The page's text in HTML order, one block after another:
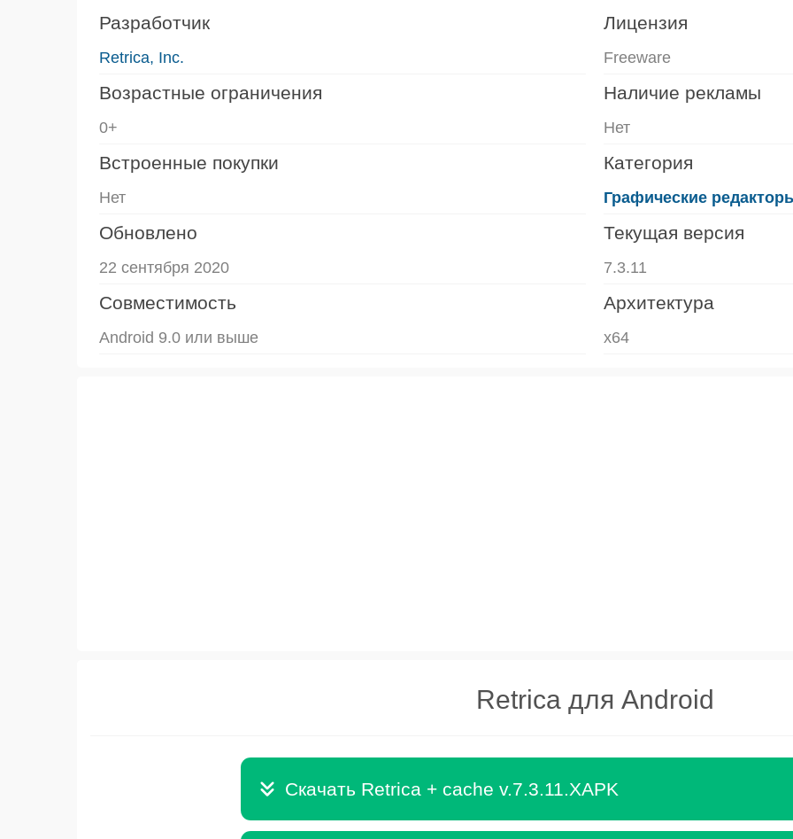
Разработчик
Retrica, Inc.
Лицензия
Freeware
Возрастные ограничения
0+
Наличие рекламы
Нет
Встроенные покупки
Нет
Категория
Графические
Обновлено
22 сентября 2020
Текущая версия
7.3.11
Совместимость
Android 9.0 или выше
Архитектура
x64
Retrica для Android
Скачать Retrica + cache v.7.3.11.XAPK